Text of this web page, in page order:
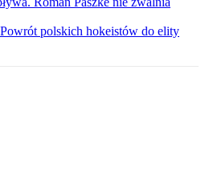
polskich hokeistów do elity